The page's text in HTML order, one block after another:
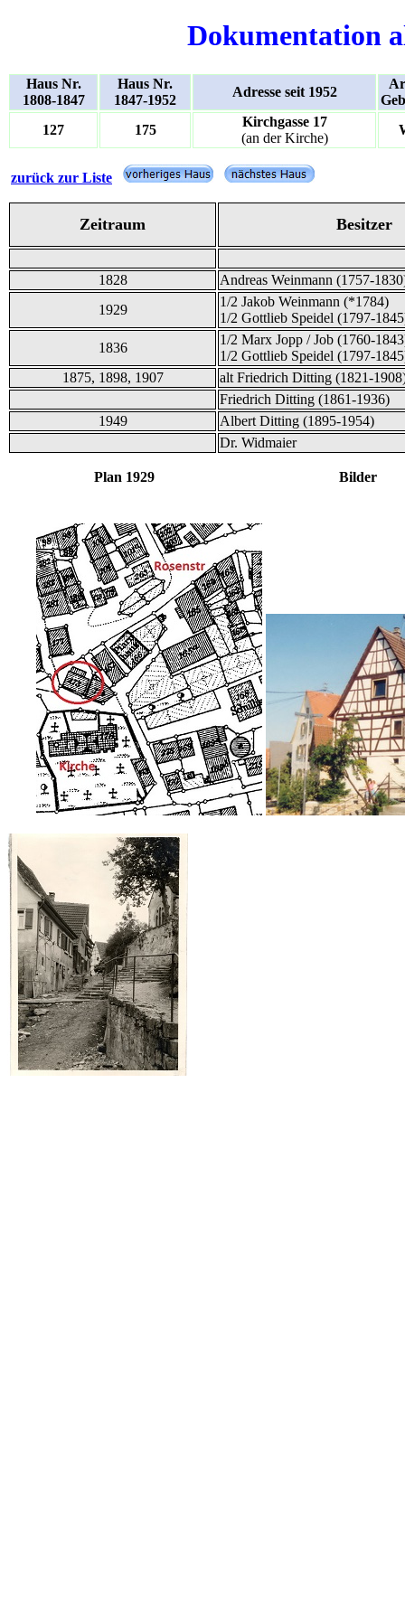
Dokumentation
Haus Nr.
1808-1847
Haus Nr.
1847-1952
Adresse seit 1952
127
175
Kirchgasse 17
(an der Kirche)
zurück zur Liste
Zeitraum Besitzer
1828
Andreas Weinmann (1757-
1929
1/2 Jakob Weinmann (*1784)
1/2 Gottlieb Speidel (1797-
1836
1/2 Marx Jopp / Job (1760-
1/2 Gottlieb Speidel (1797-
1875, 1898, 1907
alt Friedrich Ditting (1821-
Friedrich Ditting (1861-1936)
1949
Albert Ditting (1895-1954)
Dr. Widmaier
Plan 1929 Bilder